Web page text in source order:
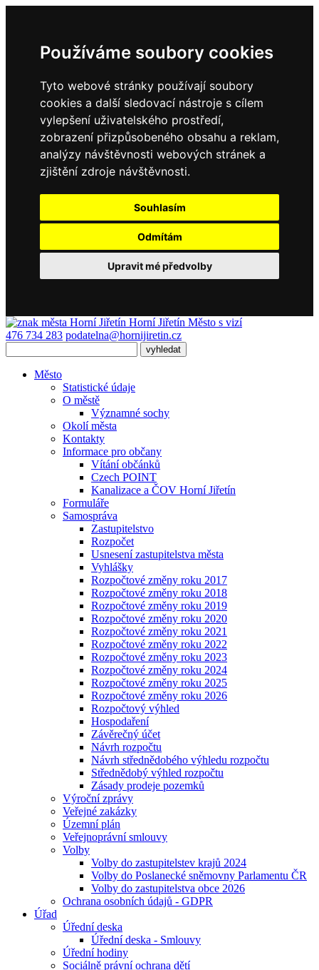
Používáme soubory cookies
Tyto webové stránky používají soubory
cookies a další sledovací nástroje s cílem
vylepšení uživatelského prostředí,
zobrazení přizpůsobeného obsahu a reklam,
analýzy návštěvnosti webových stránek a
zjištění zdroje návštěvnosti.
Souhlasím
Odmítám
Upravit mé předvolby
Horní Jiřetín Město s vizí
476 734 283 podatelna@hornijiretin.cz
Město
Statistické údaje
O městě
Významné sochy
Okolí města
Kontakty
Informace pro občany
Vítání občánků
Czech POINT
Kanalizace a ČOV Horní Jiřetín
Formuláře
Samospráva
Zastupitelstvo
Rozpočet
Usnesení zastupitelstva města
Vyhlášky
Rozpočtové změny roku 2017
Rozpočtové změny roku 2018
Rozpočtové změny roku 2019
Rozpočtové změny roku 2020
Rozpočtové změny roku 2021
Rozpočtové změny roku 2022
Rozpočtové změny roku 2023
Rozpočtové změny roku 2024
Rozpočtové změny roku 2025
Rozpočtové změny roku 2026
Rozpočtový výhled
Hospodaření
Závěrečný účet
Návrh rozpočtu
Návrh střednědobého výhledu rozpočtu
Střednědobý výhled rozpočtu
Zásady prodeje pozemků
Výroční zprávy
Veřejné zakázky
Územní plán
Veřejnoprávní smlouvy
Volby
Volby do zastupitelstev krajů 2024
Volby do Poslanecké sněmovny Parlamentu ČR
Volby do zastupitelstva obce 2026
Ochrana osobních údajů - GDPR
Úřad
Úřední deska
Úřední deska - Smlouvy
Úřední hodiny
Sociálně právní ochrana dětí